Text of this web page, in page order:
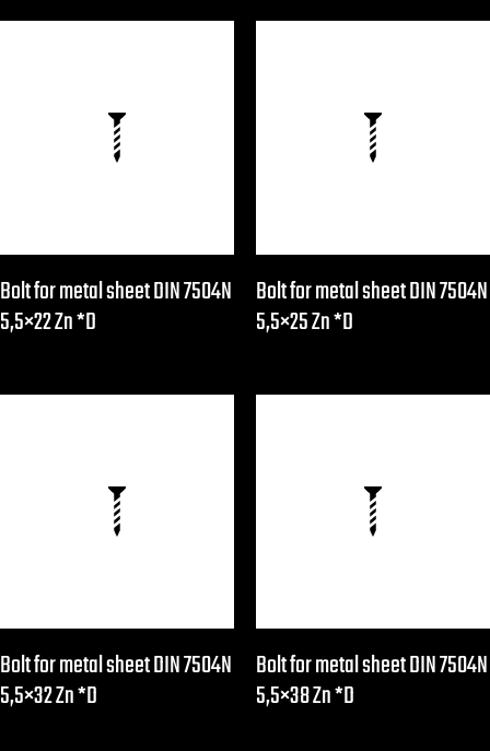
Bolt for metal sheet DIN 7504N
5,5×22 Zn *D
Bolt for metal sheet DIN 7504N
5,5×25 Zn *D
Bolt for metal sheet DIN 7504N
5,5×32 Zn *D
Bolt for metal sheet DIN 7504N
5,5×38 Zn *D